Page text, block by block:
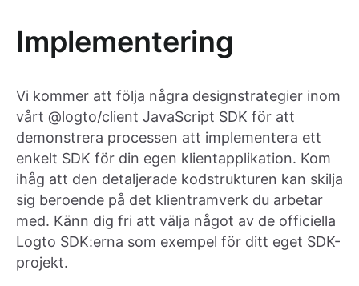
Implementering
Vi kommer att följa några designstrategier inom
vårt @logto/client JavaScript SDK för att
demonstrera processen att implementera ett
enkelt SDK för din egen klientapplikation. Kom
ihåg att den detaljerade kodstrukturen kan skilja
sig beroende på det klientramverk du arbetar
med. Känn dig fri att välja något av de officiella
Logto SDK:erna som exempel för ditt eget SDK-
projekt.